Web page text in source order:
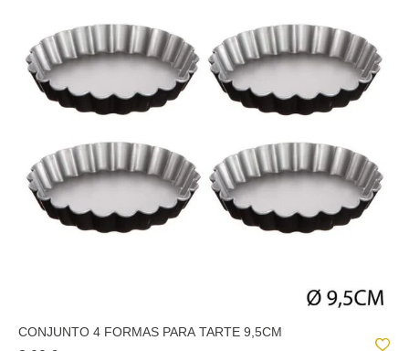
CONJUNTO 4 FORMAS PARA TARTE 9,5CM